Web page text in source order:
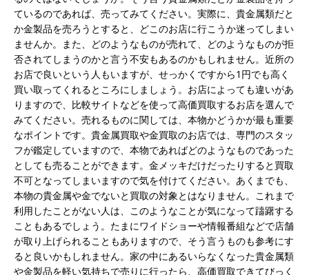
ているのであれば、売ってみてください。実際に、貴金属類だと
か金製品を売ろうとすると、どこのお店に行こうか迷ってしまい
ませんか。また、どのようなものが売れて、どのようなものが拒
否されてしまうのかと言う不安もあるのかもしれません。近所の
お店で良いという人もいますが、せっかくですから1円でも高く
買い取ってくれるところにしましょう。お店によっても違いがあ
りますので、比較サイトなどを使って高価買取するお店を選んで
みてください。売れるものに関しては、本物かどうかが最も重要
なポイントです。貴金属買取や金買取のお店では、専門のスタッ
フが鑑定していますので、本物であればどのようなものであった
としても売ることができます。金メッキだけだったりすると買取
不可となってしまいますので気を付けてください。あくまでも、
本物の貴金属や金でないと買取の対象とはなりません。これまで
利用したことがない人は、このようなことが気になって躊躇する
こともあるでしょう。たまにワイドショーや情報番組などで店舗
が取り上げられることもありますので、そう言うものも参考にす
ると良いかもしれません。家の中にあるいらなくなった貴金属類
や金製品を軽い気持ちで売りに行ったら、高価買取できてびっく